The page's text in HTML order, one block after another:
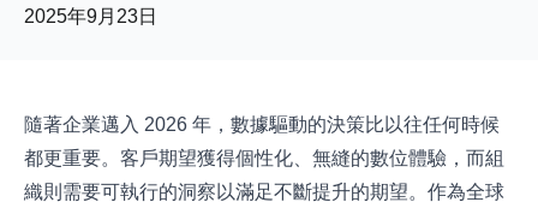
2025年9月23日
隨著企業邁入 2026 年，數據驅動的決策比以往任何時候
都更重要。客戶期望獲得個性化、無縫的數位體驗，而組
織則需要可執行的洞察以滿足不斷提升的期望。作為全球